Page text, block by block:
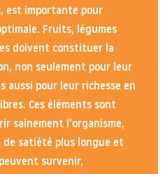
est importante pour
Fruits, légumes
doivent constituer la
non seulement pour leur
pour leur richesse en
Ces éléments sont
sainement l’organisme,
satiété plus longue et
survenir,